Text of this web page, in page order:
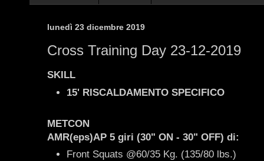
lunedì 23 dicembre 2019
Cross Training Day 23-12-2019
SKILL
15' RISCALDAMENTO SPECIFICO
METCON
AMR(eps)AP 5 giri (30" ON - 30" OFF) di:
Front Squats @60/35 Kg. (135/80 lbs.)